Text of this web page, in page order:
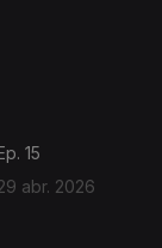
15
abr. 2026